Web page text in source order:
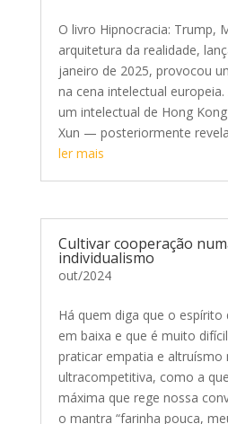
O livro Hipnocracia: Trump,
arquitetura da realidade,
janeiro de 2025, provocou
na cena intelectual
um intelectual de Hong
Xun — posteriormente
ler mais
Cultivar cooperação
individualismo
out/2024
Há quem diga que o
em baixa e que é muito
praticar empatia e altruísmo
ultracompetitiva, como a
máxima que rege nossa
o mantra “farinha pouca,